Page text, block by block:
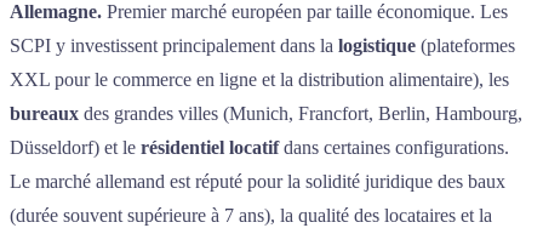
Allemagne. Premier marché européen par taille économique. Les
SCPI y investissent principalement dans la logistique (plateformes
XXL pour le commerce en ligne et la distribution alimentaire), les
bureaux des grandes villes (Munich, Francfort, Berlin, Hambourg,
Düsseldorf) et le résidentiel locatifdans certaines configurations.
Le marché allemand est réputé pour la solidité juridique des baux
(durée souvent supérieure à 7 ans), la qualité des locataires et la